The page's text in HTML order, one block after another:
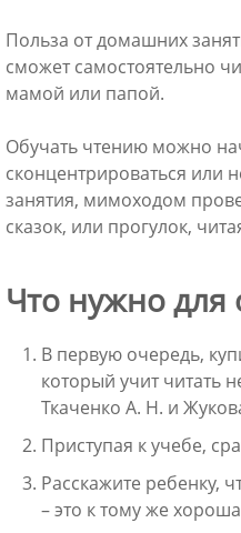
Польза от домашних
сможет самостоятельно
мамой или папой.
Обучать чтению можно
сконцентрироваться или
занятия, мимоходом
сказок, или прогулок,
Что нужно для
В первую очередь,
который учит читать
Ткаченко А. Н. и
Приступая к учебе,
Расскажите ребенку,
– это к тому же